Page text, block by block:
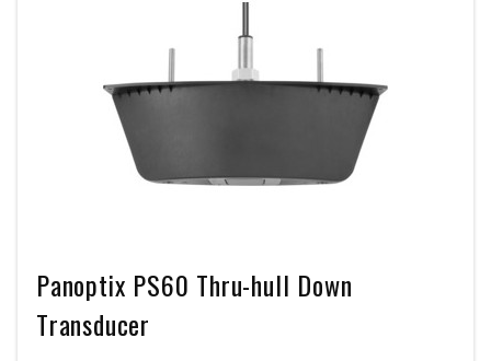
Panoptix PS60 Thru-hull Down
Transducer